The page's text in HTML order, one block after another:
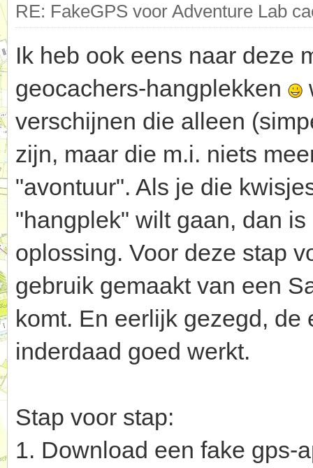
RE: FakeGPS voor Adventure Lab
Ik heb ook eens naar deze
geocachers-hangplekken
verschijnen die alleen
zijn, maar die m.i. niets
"avontuur". Als je die
"hangplek" wilt gaan, dan
oplossing. Voor deze stap
gebruik gemaakt van een
komt. En eerlijk gezegd, de
inderdaad goed werkt.
Stap voor stap:
1. Download een fake gps-